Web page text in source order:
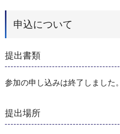
申込について
提出書類
参加の申し込みは終了しました。
提出場所